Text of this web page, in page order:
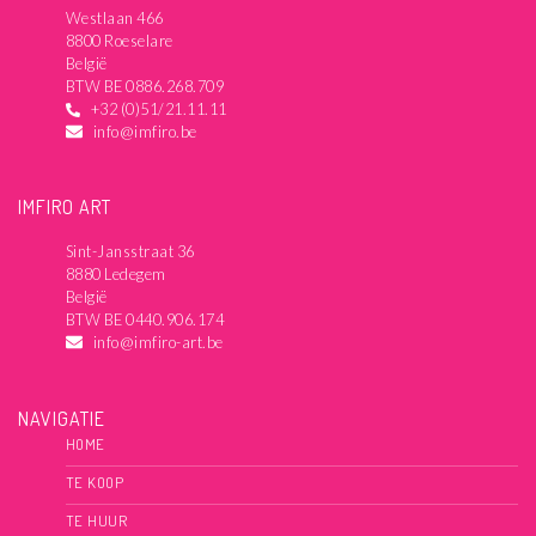
Westlaan 466
8800 Roeselare
België
BTW BE 0886.268.709
+32 (0)51/21.11.11
info@imfiro.be
IMFIRO ART
Sint-Jansstraat 36
8880 Ledegem
België
BTW BE 0440.906.174
info@imfiro-art.be
NAVIGATIE
HOME
TE KOOP
TE HUUR